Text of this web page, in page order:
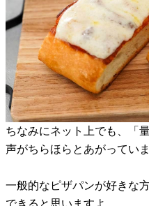
ちなみにネット上でも、「
声がちらほらとあがっていま
一般的なピザパンが好きな
できると思いますよ。